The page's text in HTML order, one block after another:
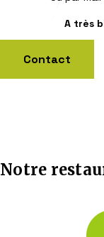
A très
Contact
Notre